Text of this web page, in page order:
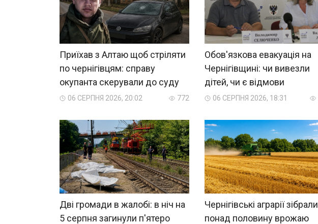
Приїхав з Алтаю щоб стріляти
по чернігівцям: справу
окупанта скерували до суду
06 СЕРПНЯ 2026, 20:02 772
Обов'язкова евакуація на
Чернігівщині: чи вивезли
дітей, чи є відмови
06 СЕРПНЯ 2026, 18:31
Дві громади в жалобі: в ніч на
5 серпня загинули п'ятеро
Чернігівські аграрії зібрали
понад половину врожаю